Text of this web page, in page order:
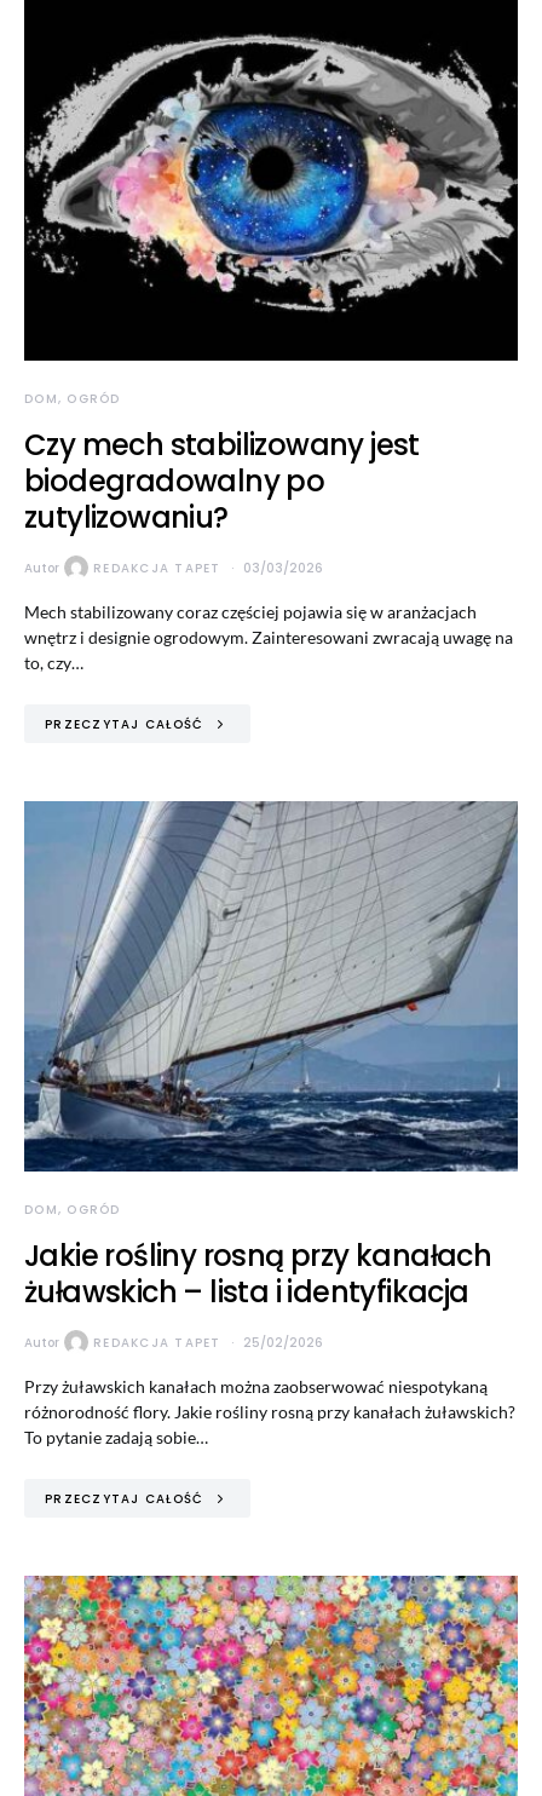
DOM, OGRÓD
Czy mech stabilizowany jest
biodegradowalny po
zutylizowaniu?
Autor REDAKCJA TAPET 03/03/2026
Mech stabilizowany coraz częściej pojawia się w aranżacjach
wnętrz i designie ogrodowym. Zainteresowani zwracają uwagę na
to, czy…
PRZECZYTAJ CAŁOŚĆ
DOM, OGRÓD
Jakie rośliny rosną przy kanałach
żuławskich – lista i identyfikacja
Autor REDAKCJA TAPET 25/02/2026
Przy żuławskich kanałach można zaobserwować niespotykaną
różnorodność flory. Jakie rośliny rosną przy kanałach żuławskich?
To pytanie zadają sobie…
PRZECZYTAJ CAŁOŚĆ